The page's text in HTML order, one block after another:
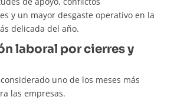
y un mayor desgaste operativo en la
delicada del año.
laboral por cierres y
uno de los meses más
las empresas.